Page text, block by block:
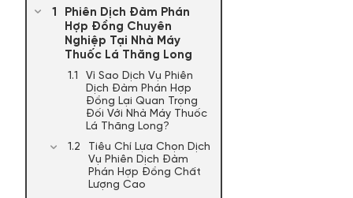
Phiên Dịch Đàm Phán
Hợp Đồng Chuyên
Nghiệp Tại Nhà Máy
Thuốc Lá Thăng Long
Vì Sao Dịch Vụ Phiên
Dịch Đàm Phán Hợp
Đồng Lại Quan Trọng
Đối Với Nhà Máy Thuốc
Lá Thăng Long?
Tiêu Chí Lựa Chọn Dịch
Vụ Phiên Dịch Đàm
Phán Hợp Đồng Chất
Lượng Cao